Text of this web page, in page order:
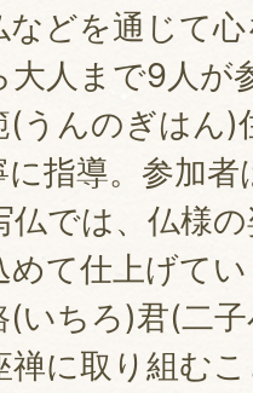
どを通じて
大人まで9人が
(うんのぎはん)
指導。参加
仏では、仏様
めて仕上げて
(いちろ)君(二
禅に取り組む